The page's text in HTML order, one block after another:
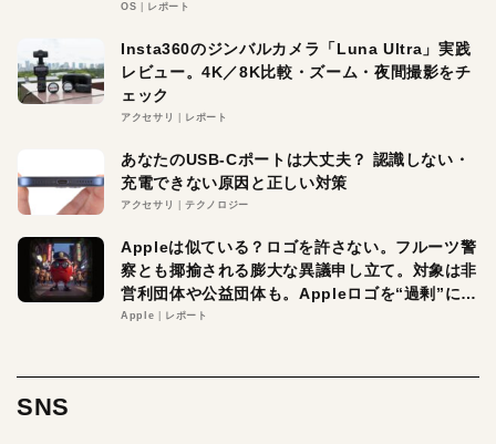
OS レポート
Insta360のジンバルカメラ「Luna Ultra」実践
レビュー。4K／8K比較・ズーム・夜間撮影をチ
ェック
アクセサリ レポート
あなたのUSB-Cポートは大丈夫？ 認識しない・
充電できない原因と正しい対策
アクセサリ テクノロジー
Appleは似ている？ロゴを許さない。フルーツ警
察とも揶揄される膨大な異議申し立て。対象は非
営利団体や公益団体も。Appleロゴを“過剰”に守
る理由とは
Apple レポート
SNS